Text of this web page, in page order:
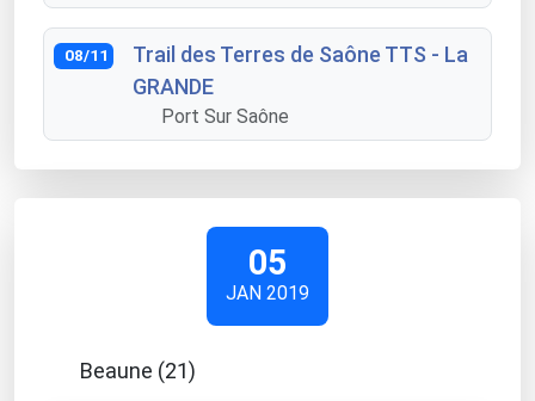
08/11
Trail des Terres de Saône TTS - La
GRANDE
Port Sur Saône
05
JAN 2019
Beaune (21)